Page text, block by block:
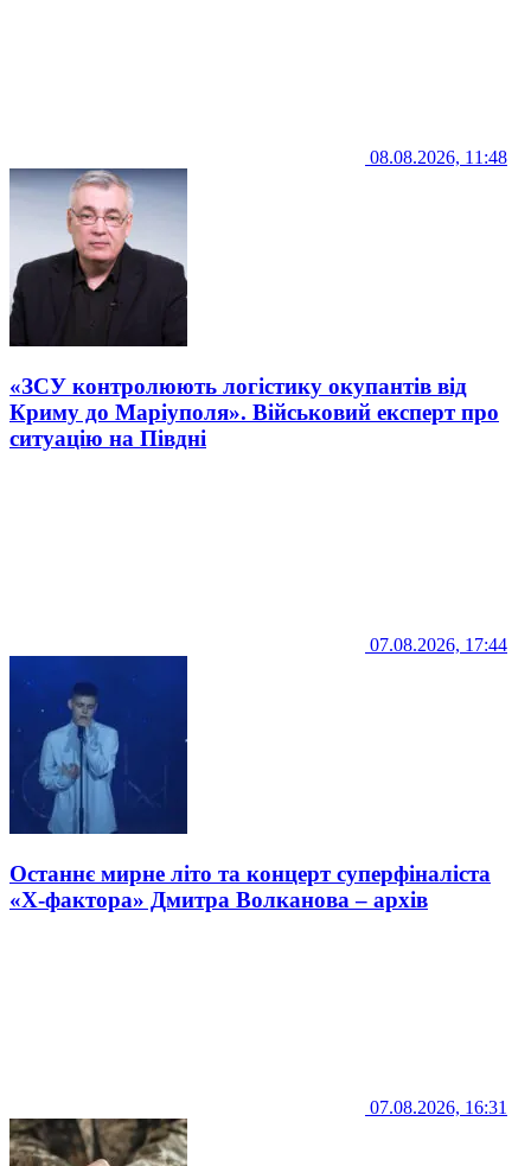
08.08.2026, 11:48
«ЗСУ контролюють логістику окупантів від
Криму до Маріуполя». Військовий експерт про
ситуацію на Півдні
07.08.2026, 17:44
Останнє мирне літо та концерт суперфіналіста
«Х-фактора» Дмитра Волканова – архів
07.08.2026, 16:31